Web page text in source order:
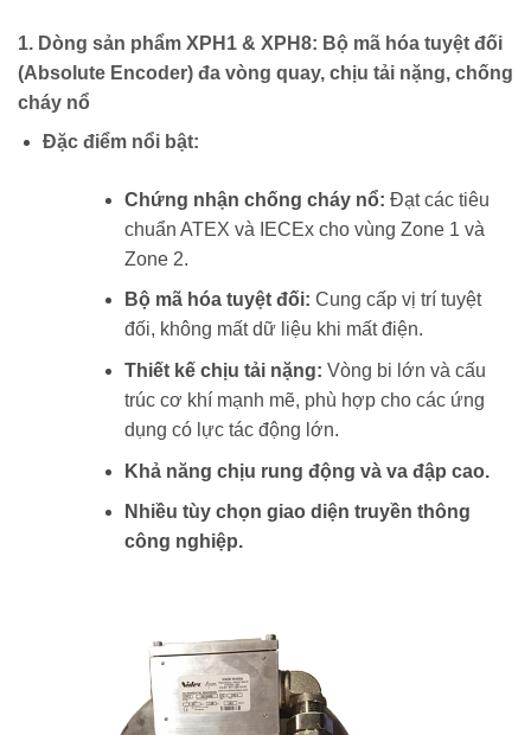
1. Dòng sản phẩm XPH1 & XPH8: Bộ mã hóa tuyệt đối
(Absolute Encoder) đa vòng quay, chịu tải nặng, chống
cháy nổ
Đặc điểm nổi bật:
Chứng nhận chống cháy nổ: Đạt các tiêu
chuẩn ATEX và IECEx cho vùng Zone 1 và
Zone 2.
Bộ mã hóa tuyệt đối: Cung cấp vị trí tuyệt
đối, không mất dữ liệu khi mất điện.
Thiết kế chịu tải nặng: Vòng bi lớn và cấu
trúc cơ khí mạnh mẽ, phù hợp cho các ứng
dụng có lực tác động lớn.
Khả năng chịu rung động và va đập cao.
Nhiều tùy chọn giao diện truyền thông
công nghiệp.